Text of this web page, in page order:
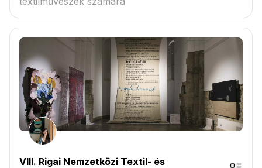
VIII. Rigai Nemzetközi Textil- és